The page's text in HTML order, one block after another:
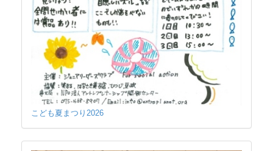
こども夏まつり2026